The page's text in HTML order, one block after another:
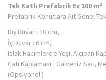
Tek Katlı Prefabrik Ev 100 m²
Prefabrik Konutlara Ait Genel
Dış Duvar : 10 cm,
İç Duvar : 6 cm,
Islak Hacimlerde Yeşil Alçıpan
Çatı Kaplaması : Galveniz Sac,
(Opsiyonel )